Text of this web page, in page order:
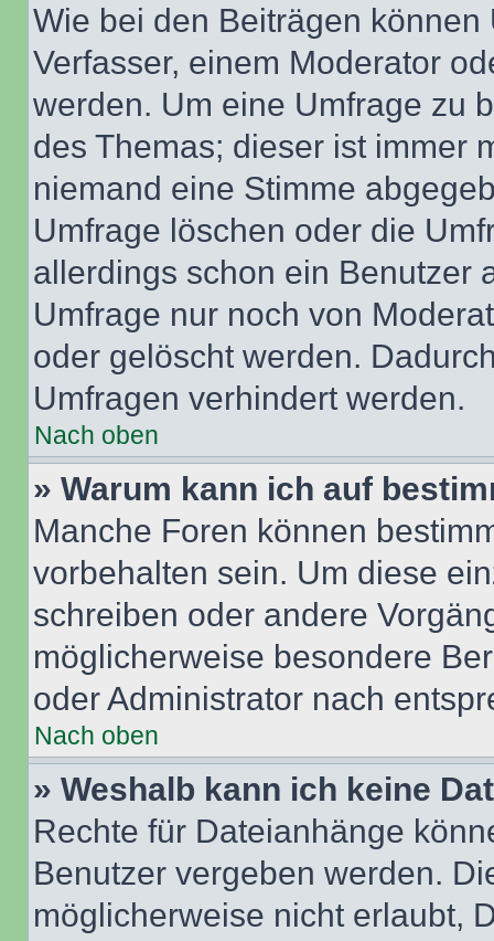
Wie bei den Beiträgen
Verfasser, einem Moderator
werden. Um eine Umfrage zu
des Themas; dieser ist immer
niemand eine Stimme
Umfrage löschen oder die
allerdings schon ein Benutzer
Umfrage nur noch von
oder gelöscht werden.
Umfragen verhindert werden.
Nach oben
» Warum kann ich auf
Manche Foren können
vorbehalten sein. Um diese
schreiben oder andere
möglicherweise besondere
oder Administrator nach
Nach oben
» Weshalb kann ich keine
Rechte für Dateianhänge
Benutzer vergeben werden.
möglicherweise nicht erlaubt,